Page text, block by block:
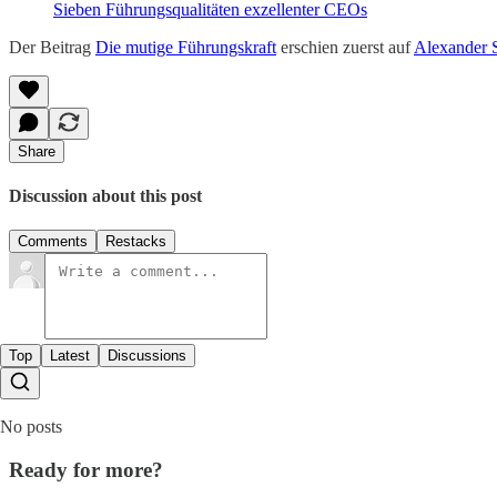
Sieben Führungsqualitäten exzellenter CEOs
Der Beitrag Die mutige Führungskraft erschien zuerst aufAlexander
Share
Discussion about this post
Comments Restacks
Top Latest Discussions
No posts
Ready for more?